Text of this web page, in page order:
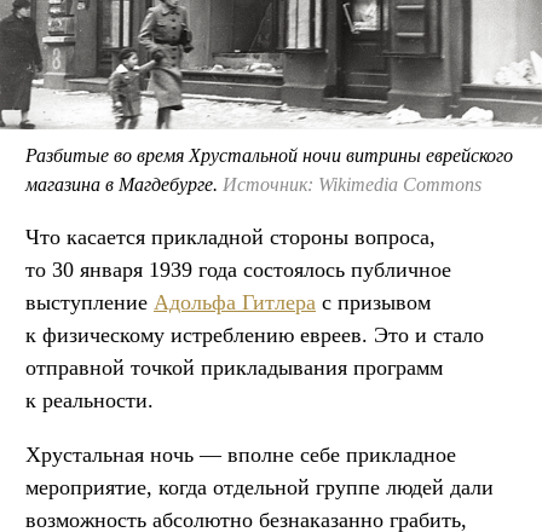
Разбитые во время Хрустальной ночи витрины еврейского
магазина в Магдебурге. Источник: Wikimedia Commons
Что касается прикладной стороны вопроса,
то 30 января 1939 года состоялось публичное
выступление Адольфа Гитлера с призывом
к физическому истреблению евреев. Это и стало
отправной точкой прикладывания программ
к реальности.
Хрустальная ночь — вполне себе прикладное
мероприятие, когда отдельной группе людей дали
возможность абсолютно безнаказанно грабить,